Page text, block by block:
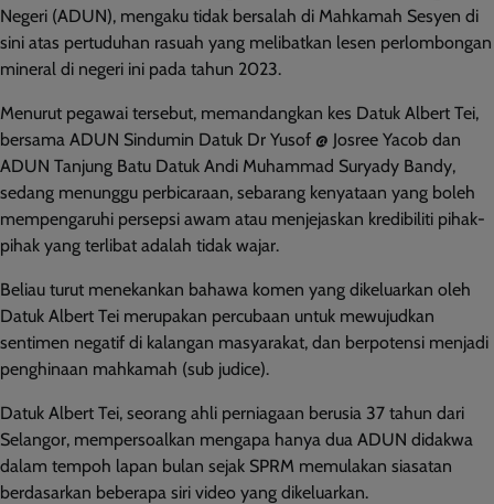
Negeri (ADUN), mengaku tidak bersalah di Mahkamah Sesyen di
sini atas pertuduhan rasuah yang melibatkan lesen perlombongan
mineral di negeri ini pada tahun 2023.
Menurut pegawai tersebut, memandangkan kes Datuk Albert Tei,
bersama ADUN Sindumin Datuk Dr Yusof @ Josree Yacob dan
ADUN Tanjung Batu Datuk Andi Muhammad Suryady Bandy,
sedang menunggu perbicaraan, sebarang kenyataan yang boleh
mempengaruhi persepsi awam atau menjejaskan kredibiliti pihak-
pihak yang terlibat adalah tidak wajar.
Beliau turut menekankan bahawa komen yang dikeluarkan oleh
Datuk Albert Tei merupakan percubaan untuk mewujudkan
sentimen negatif di kalangan masyarakat, dan berpotensi menjadi
penghinaan mahkamah (sub judice).
Datuk Albert Tei, seorang ahli perniagaan berusia 37 tahun dari
Selangor, mempersoalkan mengapa hanya dua ADUN didakwa
dalam tempoh lapan bulan sejak SPRM memulakan siasatan
berdasarkan beberapa siri video yang dikeluarkan.